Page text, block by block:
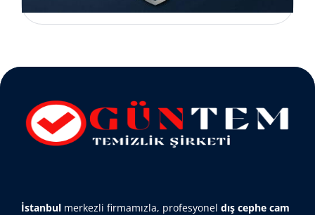
İstanbul merkezli firmamızla, profesyonel dış cephe cam